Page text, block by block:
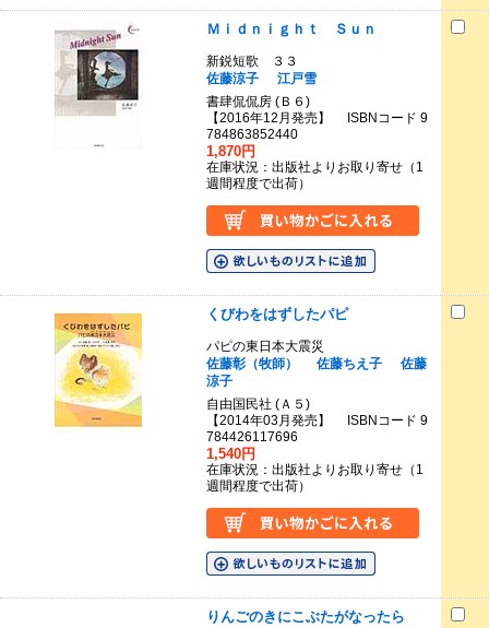
Ｍｉｄｎｉｇｈｔ Ｓｕｎ
新鋭短歌 ３３
佐藤涼子
江戸雪
書肆侃侃房 (Ｂ６)
【2016年12月発売】 ISBNコード 9
784863852440
1,870円
在庫状況：出版社よりお取り寄せ（1
週間程度で出荷）
くびわをはずしたパピ
パピの東日本大震災
佐藤彰（牧師）
佐藤ちえ子
佐藤
涼子
自由国民社 (Ａ５)
【2014年03月発売】 ISBNコード 9
784426117696
1,540円
在庫状況：出版社よりお取り寄せ（1
週間程度で出荷）
りんごのきにこぶたがなったら